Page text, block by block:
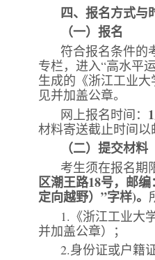
四、报名方式与
（一）报名
符合报名条件的
专栏，进入“高水平
生成的《浙江工业
见并加盖公章。
网上报名时间：
材料寄送截止时间
（二）提交材料
考生须在报名期
区潮王路18号，邮
定向越野） ”字样)。
1.《浙江工业大
并加盖公章）；
2.身份证或户籍